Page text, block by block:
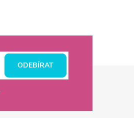
ODEBÍRAT